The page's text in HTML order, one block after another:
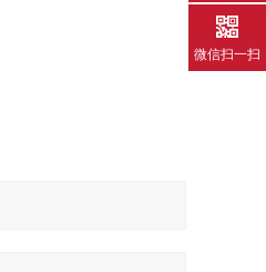
微信扫一扫